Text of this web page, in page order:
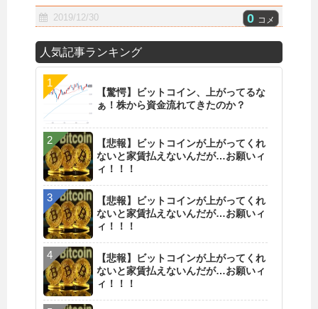
2019/12/30 0 コメ
人気記事ランキング
【驚愕】ビットコイン、上がってるな
ぁ！株から資金流れてきたのか？
【悲報】ビットコインが上がってくれ
ないと家賃払えないんだが…お願いィ
ィ！！！
【悲報】ビットコインが上がってくれ
ないと家賃払えないんだが…お願いィ
ィ！！！
【悲報】ビットコインが上がってくれ
ないと家賃払えないんだが…お願いィ
ィ！！！